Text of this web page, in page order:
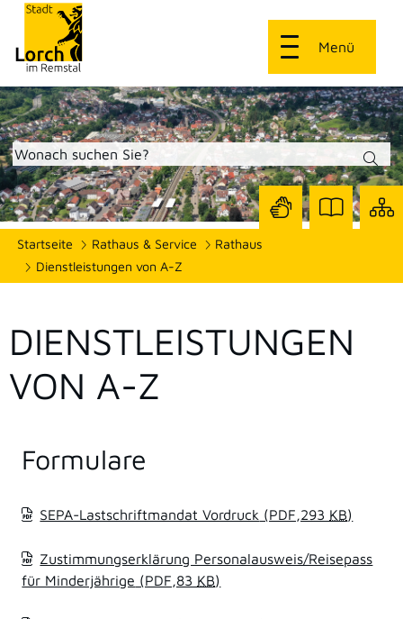
Menü
Startseite Rathaus & Service
Rathaus
Dienstleistungen von A-Z
Seite
DIENSTLEISTUNGEN
VON A-Z
Formulare
SEPA-Lastschriftmandat Vordruck (PDF,293 KB)
Zustimmungserklärung Personalausweis/Reisepass
für Minderjährige (PDF,83 KB)